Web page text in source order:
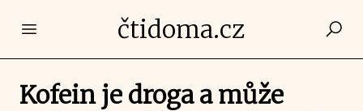
Open main menučtidoma.cz
Kofein je droga a může